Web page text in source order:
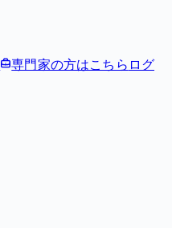
専門家の方はこちら ログ